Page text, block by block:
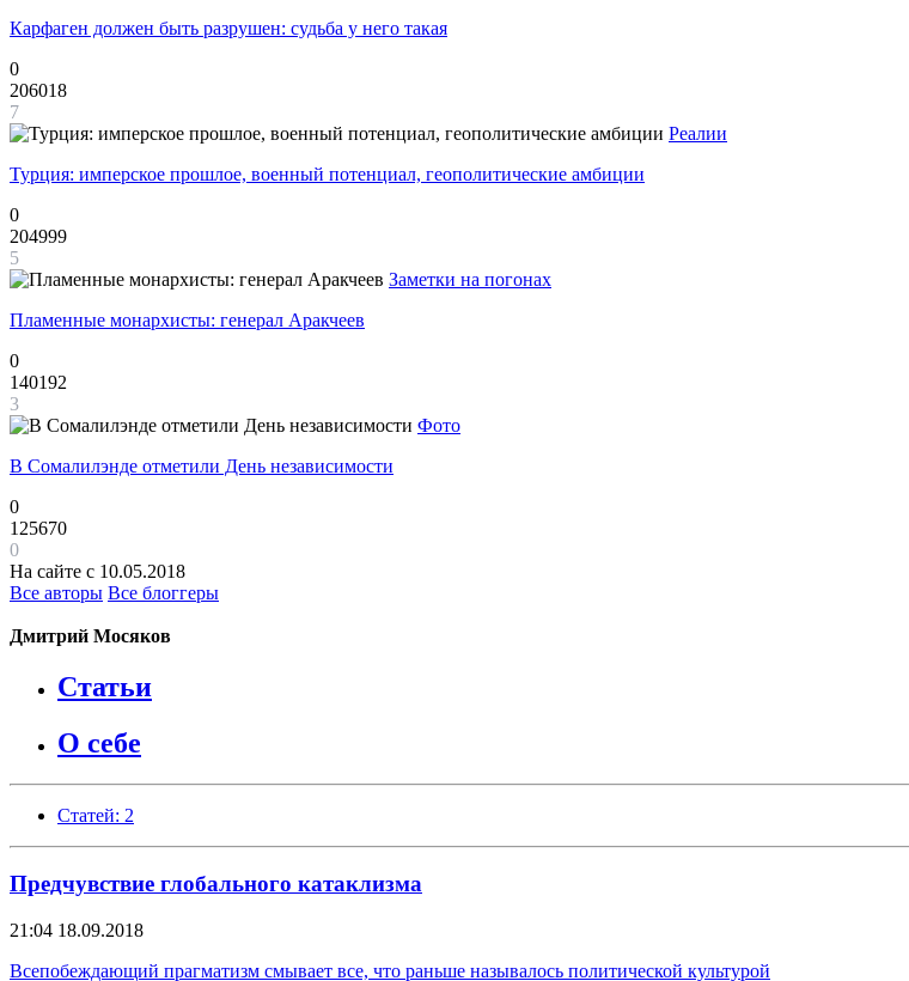
Карфаген должен быть разрушен: судьба у него такая
0
206018
7
Реалии
Турция: имперское прошлое, военный потенциал, геополитические амбиции
0
204999
5
Заметки на погонах
Пламенные монархисты: генерал Аракчеев
0
140192
3
Фото
В Сомалилэнде отметили День независимости
0
125670
0
На сайте с 10.05.2018
Все авторы Все блоггеры
Дмитрий Мосяков
Статьи
О себе
Статей: 2
Предчувствие глобального катаклизма
21:04 18.09.2018
Всепобеждающий прагматизм смывает все, что раньше называлось политической культурой